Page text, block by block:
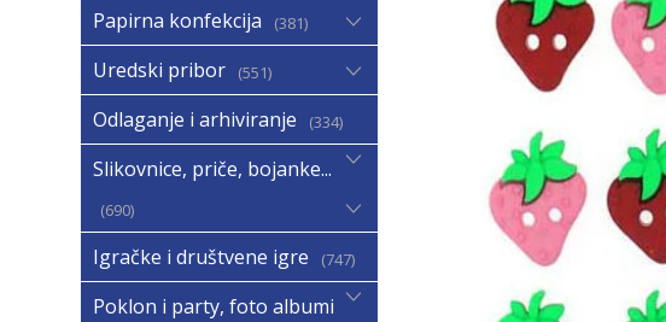
Papirna konfekcija 381
Uredski pribor 551
Odlaganje i arhiviranje 334
Slikovnice, priče, bojanke...
690
Igračke i društvene igre 747
Poklon i party, foto albumi